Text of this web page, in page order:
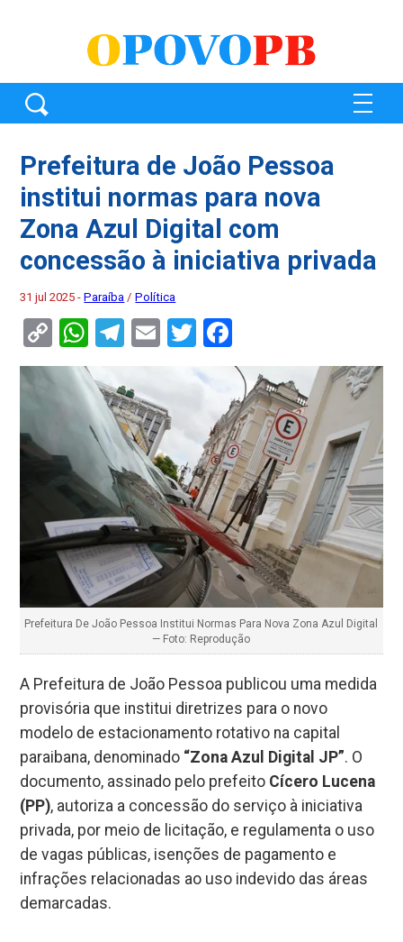
Prefeitura de João Pessoa
institui normas para nova
Zona Azul Digital com
concessão à iniciativa privada
31 jul 2025 -Paraíba /Política
Copy
Link
WhatsApp
Telegram
EmailTwitter
Prefeitura De João Pessoa Institui Normas Para Nova Zona Azul Digital
— Foto: Reprodução
A Prefeitura de João Pessoa publicou uma medida
provisória que institui diretrizes para o novo
modelo de estacionamento rotativo na capital
paraibana, denominado “Zona Azul Digital JP”. O
documento, assinado pelo prefeito Cícero Lucena
(PP), autoriza a concessão do serviço à iniciativa
privada, por meio de licitação, e regulamenta o uso
de vagas públicas, isenções de pagamento e
infrações relacionadas ao uso indevido das áreas
demarcadas.